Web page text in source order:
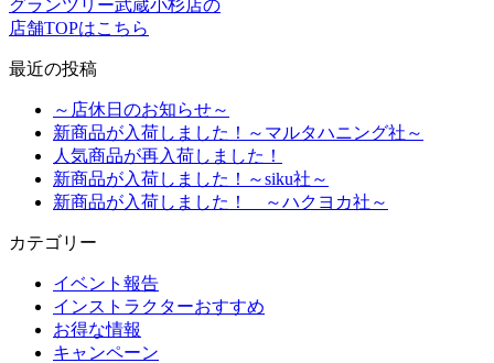
グランツリー武蔵小杉店の
店舗TOPはこちら
最近の投稿
～店休日のお知らせ～
新商品が入荷しました！～マルタハニング社～
人気商品が再入荷しました！
新商品が入荷しました！～siku社～
新商品が入荷しました！ ～ハクヨカ社～
カテゴリー
イベント報告
インストラクターおすすめ
お得な情報
キャンペーン